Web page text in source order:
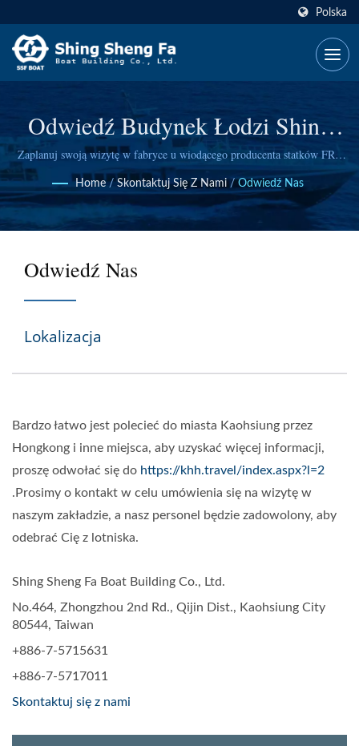
Polska
Odwiedź Budynek Łodzi Shing
Sheng Fa W Kaohsiung
Zaplanuj swoją wizytę w fabryce u wiodącego producenta statków FRP
na Tajwanie. Łatwy dostęp z lotniska i dedykowane wsparcie dla
międzynarodowych gości.
Home / Skontaktuj Się Z Nami / Odwiedź Nas
Odwiedź Nas
Lokalizacja
Bardzo łatwo jest polecieć do miasta Kaohsiung przez
Hongkong i inne miejsca, aby uzyskać więcej informacji,
proszę odwołać się do https://khh.travel/index.aspx?l=2
.Prosimy o kontakt w celu umówienia się na wizytę w
naszym zakładzie, a nasz personel będzie zadowolony, aby
odebrać Cię z lotniska.
Shing Sheng Fa Boat Building Co., Ltd.
No.464, Zhongzhou 2nd Rd., Qijin Dist., Kaohsiung City
80544, Taiwan
+886-7-5715631
+886-7-5717011
Skontaktuj się z nami